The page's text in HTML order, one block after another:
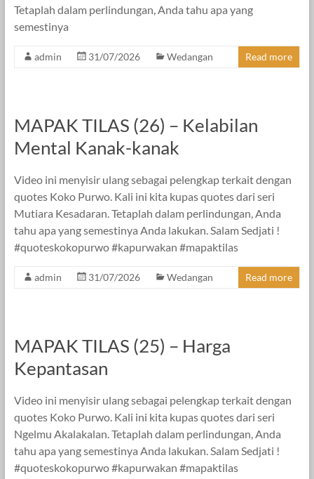
Tetaplah dalam perlindungan, Anda tahu apa yang
semestinya
admin 31/07/2026 Wedangan Read more
MAPAK TILAS (26) – Kelabilan
Mental Kanak-kanak
Video ini menyisir ulang sebagai pelengkap terkait dengan
quotes Koko Purwo. Kali ini kita kupas quotes dari seri
Mutiara Kesadaran. Tetaplah dalam perlindungan, Anda
tahu apa yang semestinya Anda lakukan. Salam Sedjati !
#quoteskokopurwo #kapurwakan #mapaktilas
admin 31/07/2026 Wedangan Read more
MAPAK TILAS (25) – Harga
Kepantasan
Video ini menyisir ulang sebagai pelengkap terkait dengan
quotes Koko Purwo. Kali ini kita kupas quotes dari seri
Ngelmu Akalakalan. Tetaplah dalam perlindungan, Anda
tahu apa yang semestinya Anda lakukan. Salam Sedjati !
#quoteskokopurwo #kapurwakan #mapaktilas